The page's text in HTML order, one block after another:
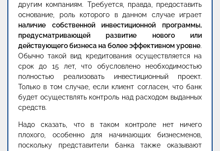
другим компаниям. Требуется, правда, предоставить
основание, роль которого в данном случае играет
наличие собственной инвестиционной программы,
предусматривающей развитие нового или
действующего бизнеса на более эффективном уровне.
Обычно такой вид кредитования осуществляется на
срок до 15 лет, что обусловлено необходимостью
полностью реализовать инвестиционный проект.
Только в том случае, если клиент согласен, что банк
будет осуществлять контроль над расходом выданных
средств.
Надо сказать, что в таком контроле нет ничего
плохого, особенно для начинающих бизнесменов,
поскольку представители банка также оказывают